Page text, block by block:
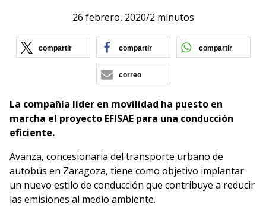
26 febrero, 2020/2 minutos
compartir (se abre en nueva ventana)
compartir (se abre en nueva
compartir
correo
La compañía líder en movilidad ha puesto en
marcha el proyecto EFISAE para una conducción
eficiente.
Avanza, concesionaria del transporte urbano de
autobús en Zaragoza, tiene como objetivo implantar
un nuevo estilo de conducción que contribuye a reducir
las emisiones al medio ambiente.